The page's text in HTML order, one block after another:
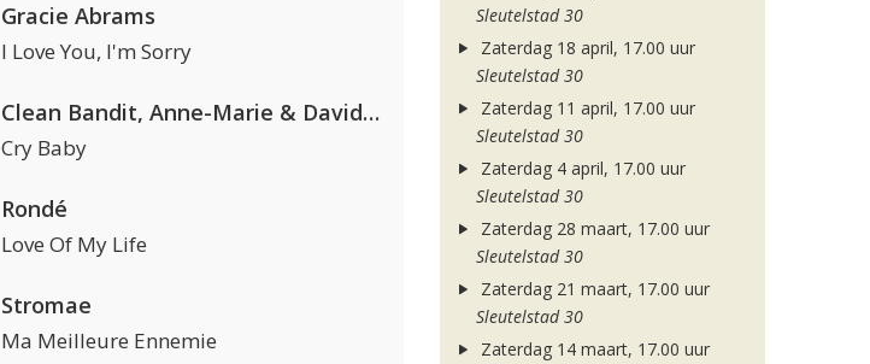
Gracie Abrams
I Love You, I'm Sorry
Clean Bandit, Anne-Marie & David Guetta
Cry Baby
Rondé
Love Of My Life
Stromae
Ma Meilleure Ennemie
Sleutelstad 30
Zaterdag 18 april, 17.00 uur
Sleutelstad 30
Zaterdag 11 april, 17.00 uur
Sleutelstad 30
Zaterdag 4 april, 17.00 uur
Sleutelstad 30
Zaterdag 28 maart, 17.00 uur
Sleutelstad 30
Zaterdag 21 maart, 17.00 uur
Sleutelstad 30
Zaterdag 14 maart, 17.00 uur